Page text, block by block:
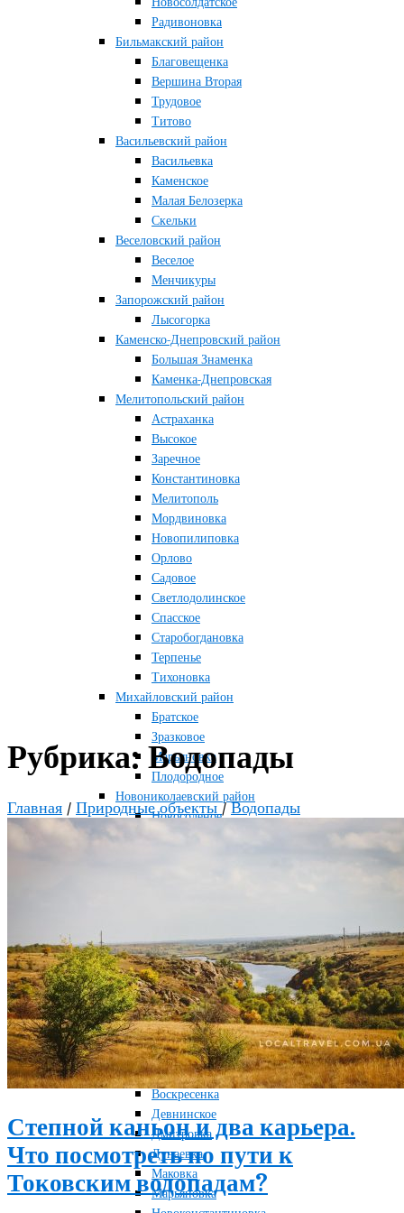
Радивоновка
Бильмакский район
Благовещенка
Вершина Вторая
Трудовое
Титово
Васильевский район
Васильевка
Каменское
Малая Белозерка
Скельки
Веселовский район
Веселое
Менчикуры
Запорожский район
Лысогорка
Каменско-Днепровский район
Большая Знаменка
Каменка-Днепровская
Мелитопольский район
Астраханка
Высокое
Заречное
Константиновка
Мелитополь
Мордвиновка
Новопилиповка
Орлово
Садовое
Светлодолинское
Спасское
Старобогдановка
Терпенье
Тихоновка
Михайловский район
Братское
Зразковое
Марьяновка
Плодородное
Новониколаевский район
Новосоленое
Пологовский район
Конские Раздоры
Пологи
Приазовский район
Александровка
Белоречанское
Владимировка
Воскресенка
Девнинское
Дмитровка
Дунаевка
Маковка
Марьяновка
Рубрика:Водопады
Главная / Природные объекты/ Водопады
Степной каньон и два карьера.
Что посмотреть по пути к
Токовским водопадам?